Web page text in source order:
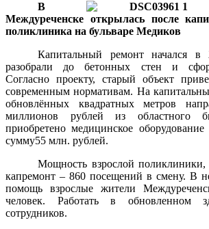
В
Междуреченске открылась после
поликлиника на бульваре Медиков
Капитальный ремонт начался в
разобрали до бетонных стен и
Согласно проекту, старый объект
современным нормативам. На
обновлённых квадратных метров
миллионов рублей из областного
приобретено медицинское
сумму55 млн. рублей.
Мощность взрослой поликлиники,
капремонт – 860 посещений в смену. В
помощь взрослые жители
человек. Работать в обновленном
сотрудников.